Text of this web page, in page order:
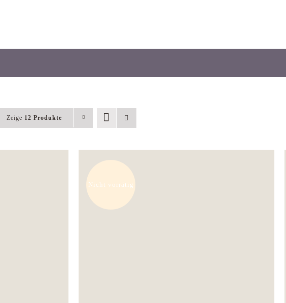
Zeige 12 Produkte
Nicht vorrätig